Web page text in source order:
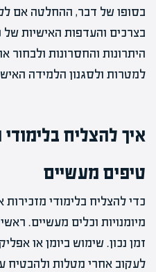
בסופו של דבר, ההחלטה אם
בצרכים והעדפות האישיות
היתרונות והחסרונות
למטרות ולסגנון הלמידה
איך להצליח בלימודי
טיפים מעשיים
כדי להצליח בלימודי
מיומנויות וכלים מעשיים.
זמן נכון. שימוש ביומן או
לעקוב אחרי מטלות ולהבטיח